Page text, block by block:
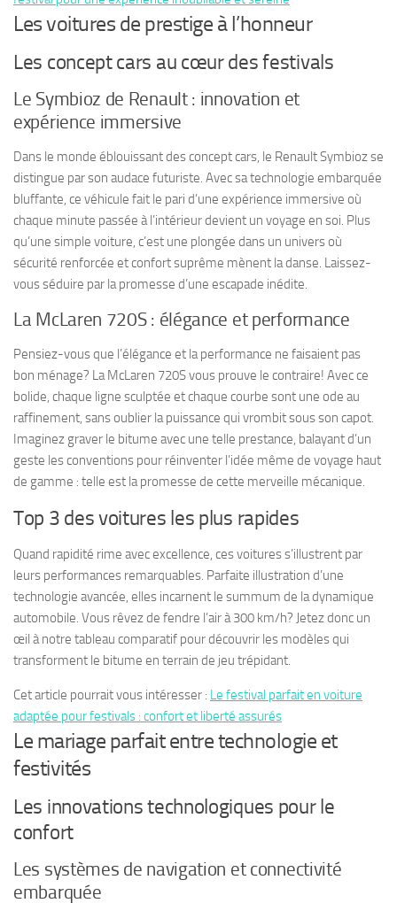
Les voitures de prestige à l’honneur
Les concept cars au cœur des festivals
Le Symbioz de Renault : innovation et
expérience immersive
Dans le monde éblouissant des concept cars, le Renault Symbioz se
distingue par son audace futuriste. Avec sa technologie embarquée
bluffante, ce véhicule fait le pari d’une expérience immersive où
chaque minute passée à l’intérieur devient un voyage en soi. Plus
qu’une simple voiture, c’est une plongée dans un univers où
sécurité renforcée et confort suprême mènent la danse. Laissez-
vous séduire par la promesse d’une escapade inédite.
La McLaren 720S : élégance et performance
Pensiez-vous que l’élégance et la performance ne faisaient pas
bon ménage? La McLaren 720S vous prouve le contraire! Avec ce
bolide, chaque ligne sculptée et chaque courbe sont une ode au
raffinement, sans oublier la puissance qui vrombit sous son capot.
Imaginez graver le bitume avec une telle prestance, balayant d’un
geste les conventions pour réinventer l’idée même de voyage haut
de gamme : telle est la promesse de cette merveille mécanique.
Top 3 des voitures les plus rapides
Quand rapidité rime avec excellence, ces voitures s’illustrent par
leurs performances remarquables. Parfaite illustration d’une
technologie avancée, elles incarnent le summum de la dynamique
automobile. Vous rêvez de fendre l’air à 300 km/h? Jetez donc un
œil à notre tableau comparatif pour découvrir les modèles qui
transforment le bitume en terrain de jeu trépidant.
Cet article pourrait vous intéresser : Le festival parfait en voiture
adaptée pour festivals : confort et liberté assurés
Le mariage parfait entre technologie et
festivités
Les innovations technologiques pour le
confort
Les systèmes de navigation et connectivité
embarquée